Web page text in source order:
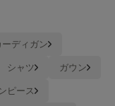
ーディガン
シャツ
ガウン
ピース